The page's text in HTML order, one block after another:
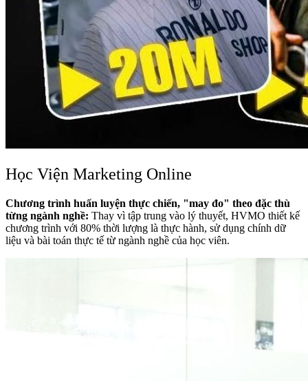
Học Viện Marketing Online
Chương trình huấn luyện thực chiến, "may đo" theo đặc thù
từng ngành nghề: Thay vì tập trung vào lý thuyết, HVMO thiết kế
chương trình với 80% thời lượng là thực hành, sử dụng chính dữ
liệu và bài toán thực tế từ ngành nghề của học viên.